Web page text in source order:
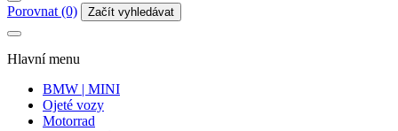
Porovnat (0) Začít vyhledávat
Hlavní menu
BMW | MINI
Ojeté vozy
Motorrad